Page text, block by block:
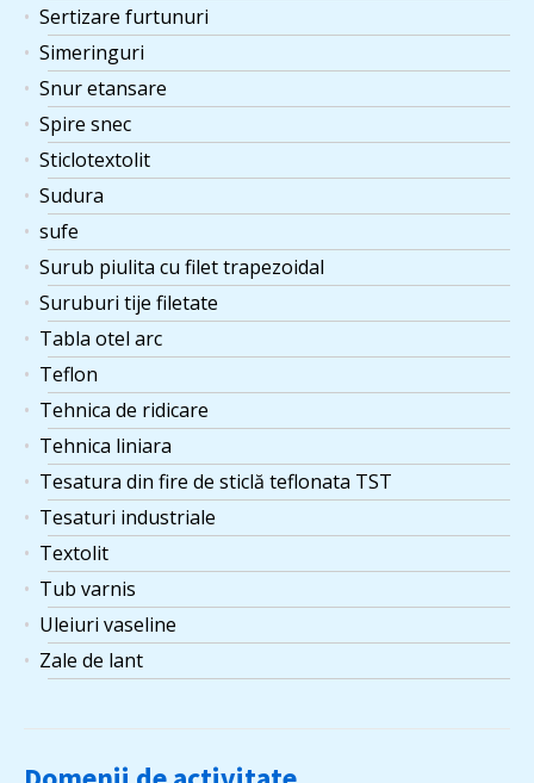
Sertizare furtunuri
Simeringuri
Snur etansare
Spire snec
Sticlotextolit
Sudura
sufe
Surub piulita cu filet trapezoidal
Suruburi tije filetate
Tabla otel arc
Teflon
Tehnica de ridicare
Tehnica liniara
Tesatura din fire de sticlă teflonata TST
Tesaturi industriale
Textolit
Tub varnis
Uleiuri vaseline
Zale de lant